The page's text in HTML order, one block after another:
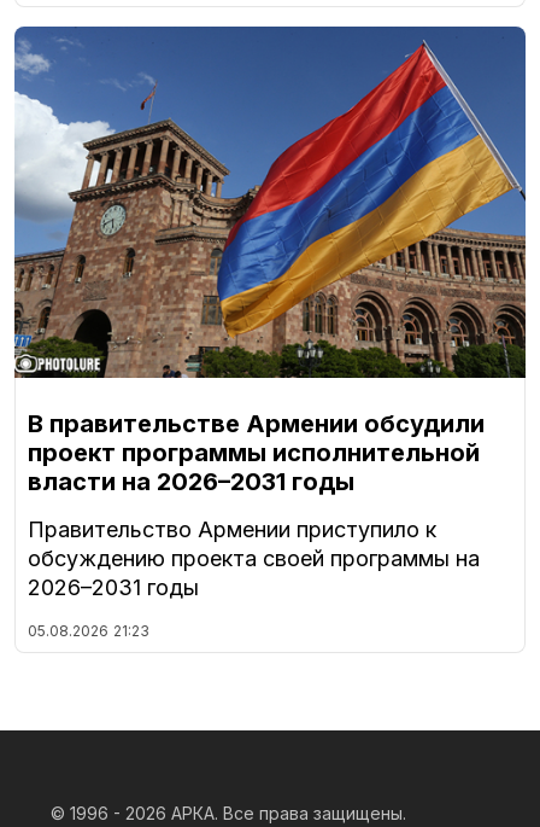
В правительстве Армении обсудили
проект программы исполнительной
власти на 2026–2031 годы
Правительство Армении приступило к
обсуждению проекта своей программы на
2026–2031 годы
05.08.2026 21:23
© 1996 - 2026 АРКА. Все права защищены.